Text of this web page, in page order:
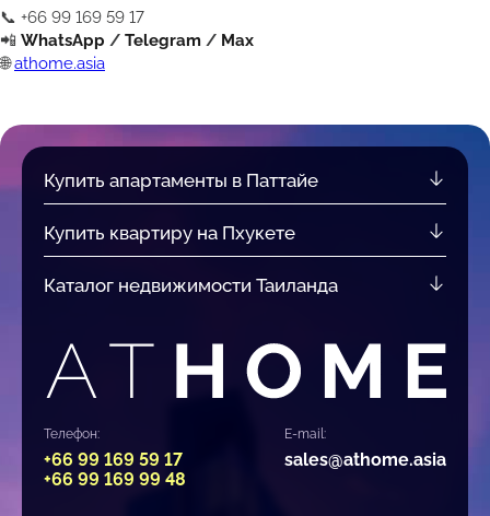
📞 +66 99 169 59 17
📲 WhatsApp / Telegram / Max
🌐 athome.asia
Купить апартаменты в Паттайе
Купить квартиру на Пхукете
Каталог недвижимости Таиланда
Телефон:
+66 99 169 59 17
+66 99 169 99 48
E-mail:
sales@athome.asia